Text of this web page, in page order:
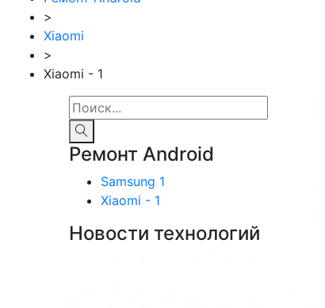
>
Xiaomi
>
Xiaomi - 1
Ремонт Android
Samsung 1
Xiaomi - 1
Новости технологий